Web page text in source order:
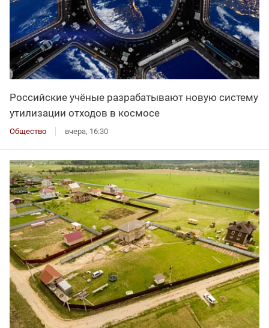
Российские учёные разрабатывают новую систему
утилизации отходов в космосе
Общество вчера, 16:30